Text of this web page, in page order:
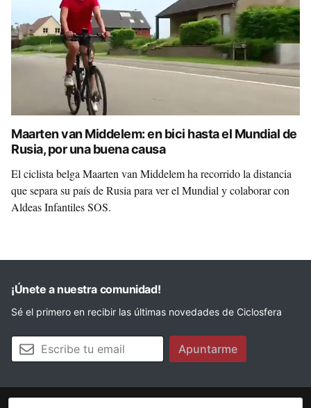
Maarten van Middelem: en bici hasta el Mundial de
Rusia, por una buena causa
El ciclista belga Maarten van Middelem ha recorrido la distancia
que separa su país de Rusia para ver el Mundial y colaborar con
Aldeas Infantiles SOS.
¡Únete a nuestra comunidad!
Sé el primero en recibir las últimas novedades de Ciclosfera
Tu email Apuntarme